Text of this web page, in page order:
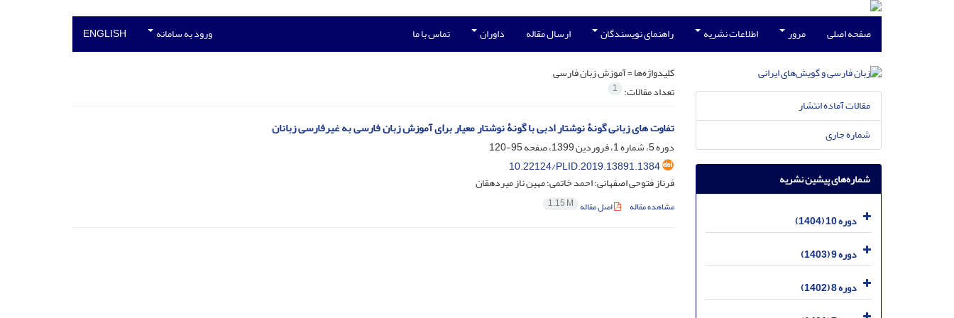
صفحه اصلی مرور اطلاعات نشریه راهنمای نویسندگان ارسال مقاله داوران تماس با ما ورود به سامانه ENGLISH
کلیدواژه‌ها =آموزش زبان فارسی
تعداد مقالات: 1
تفاوت های زبانی گونۀ نوشتار ادبی با گونۀ نوشتار معیار برای آموزش زبان فارسی به غیرفارسی زبانان
دوره 5، شماره 1، فروردین 1399، صفحه
95-120
10.22124/PLID.2019.13891.1384
فرناز فتوحی اصفهانی؛ احمد خاتمی؛ مهین ناز میردهقان
مشاهده مقاله اصل مقاله 1.15 M
مقالات آماده انتشار
شماره جاری
شماره‌های پیشین نشریه
دوره 10 (1404)
دوره 9 (1403)
دوره 8 (1402)